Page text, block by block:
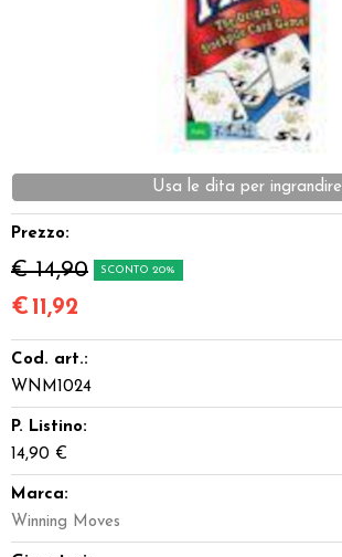
Giocattoli e GadgetUsa le dita per ingrandire
Prezzo:
€ 14,90 SCONTO 20%
€ 11,92
Cod. art.:
WNM1024
P. Listino:
14,90 €
Marca:
Winning Moves